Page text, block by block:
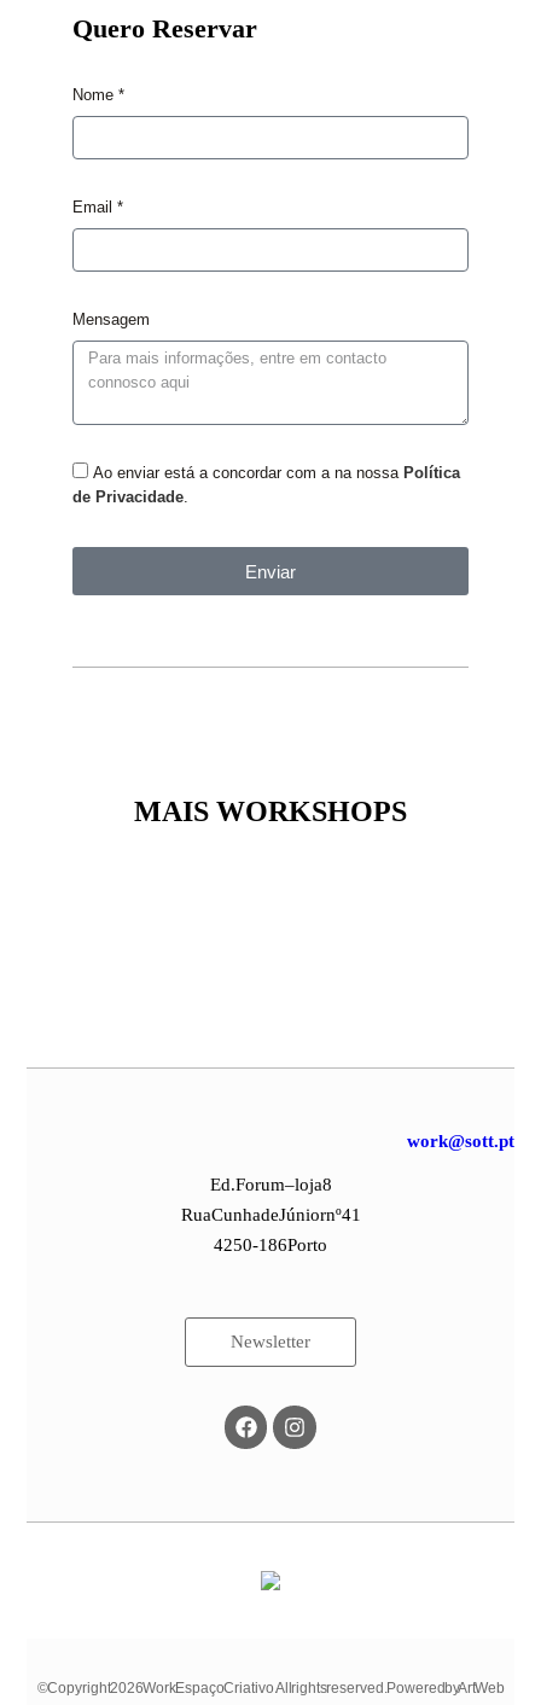
Quero Reservar
Nome *
Email *
Mensagem
Ao enviar está a concordar com a na nossa Política
de Privacidade.
Enviar
MAIS WORKSHOPS
work@sott.pt
Ed. Forum – loja 8
Rua Cunha de Júnior nº41
4250-186 Porto
Newsletter
© Copyright 2026 Work Espaço Criativo. All rights reserved. Powered by Art Web